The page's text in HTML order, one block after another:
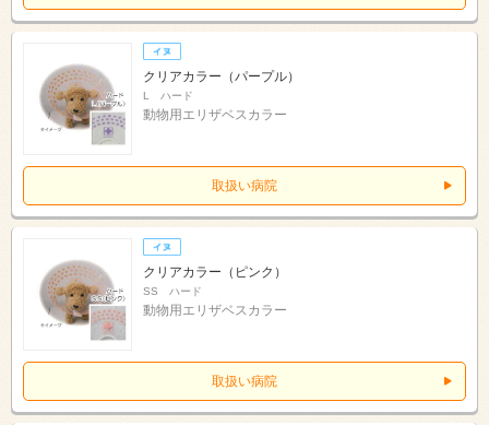
クリアカラー（パープル）
L ハード
動物用エリザベスカラー
取扱い病院
クリアカラー（ピンク）
SS ハード
動物用エリザベスカラー
取扱い病院